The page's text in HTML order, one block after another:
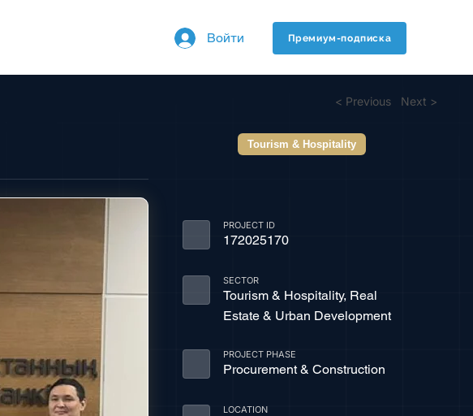
Войти Премиум-подписка
< Previous Next >
Tourism & Hospitality
PROJECT ID
172025170
SECTOR
Tourism & Hospitality, Real
Estate & Urban Development
PROJECT PHASE
Procurement & Construction
LOCATION